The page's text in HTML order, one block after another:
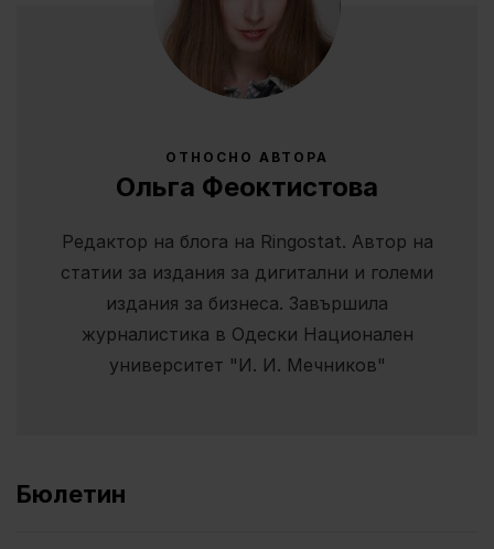
ОТНОСНО АВТОРА
Ольга Феоктистова
Редактор на блога на Ringostat. Автор на
статии за издания за дигитални и големи
издания за бизнеса. Завършила
журналистика в Одески Национален
университет "И. И. Мечников"
Бюлетин